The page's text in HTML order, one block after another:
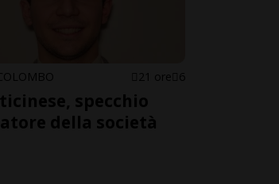
21 ore 6
specchio
della società